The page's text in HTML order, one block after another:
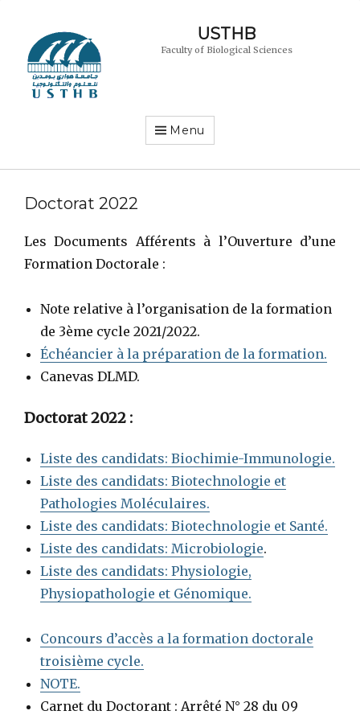
USTHB
Faculty of Biological Sciences
Menu
Doctorat 2022
Les Documents Afférents à l’Ouverture d’une
Formation Doctorale :
Note relative à l’organisation de la formation
de 3ème cycle 2021/2022.
Échéancier à la préparation de la formation.
Canevas DLMD.
Doctorat 2022 :
Liste des candidats: Biochimie-Immunologie.
Liste des candidats: Biotechnologie et
Pathologies Moléculaires.
Liste des candidats: Biotechnologie et Santé.
Liste des candidats: Microbiologie.
Liste des candidats: Physiologie,
Physiopathologie et Génomique.
Concours d’accès a la formation doctorale
troisième cycle.
NOTE.
Carnet du Doctorant : Arrêté N° 28 du 09